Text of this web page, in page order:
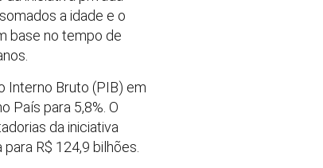
a idade e o
base no tempo de
Interno Bruto (PIB) em
País para 5,8%. O
da iniciativa
R$ 124,9 bilhões.